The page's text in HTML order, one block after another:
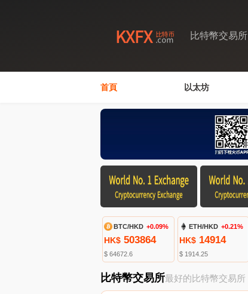
比特幣交易所
首頁 以太坊
BTC/HKD +0.09%
HK$ 503864
$ 64672.6
ETH/HKD +0.21%
HK$14914
$ 1914.25
比特幣交易所最好的比特幣交易所